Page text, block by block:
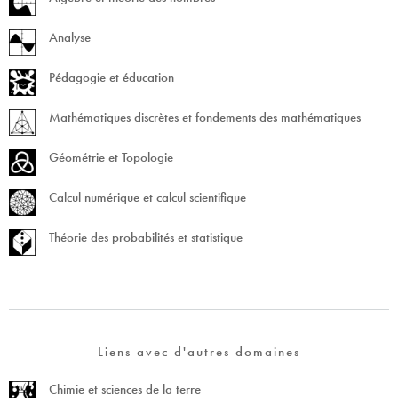
Analyse
Pédagogie et éducation
Mathématiques discrètes et fondements des mathématiques
Géométrie et Topologie
Calcul numérique et calcul scientifique
Théorie des probabilités et statistique
Liens avec d'autres domaines
Chimie et sciences de la terre